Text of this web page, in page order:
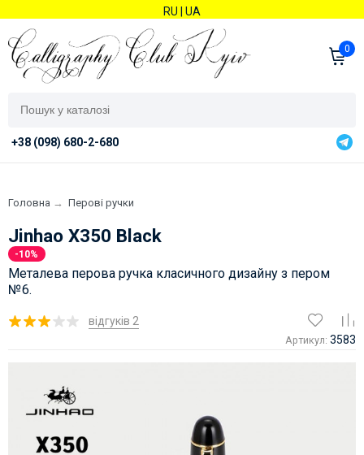
RU UA
0
+38 (098) 680-2-680
Головна → Перові ручки
Jinhao X350 Black
-10%
Металева перова ручка класичного дизайну з пером
№6.
відгуків 2
Артикул: 3583